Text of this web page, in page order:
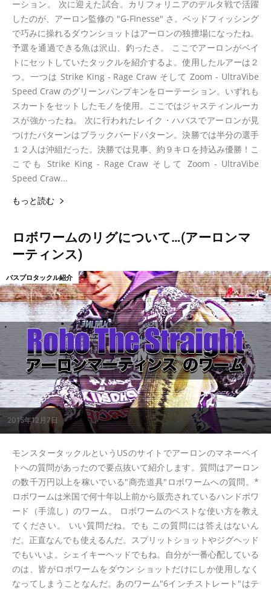
ーション。 次に迎えた試合。カリフォリニアのデルタ戦で活躍
したのが、アーロン監修の "G-FInesse" さ。ベッドフィッシング
で巧みに操れるダウンショットはアーロンの独擅場になったね。
予選を通過できる魚は沢山、釣ったさ。 ここでアーロンがベイ
トにセットしていたタックルを紹介するよ。使用したルアーは２
つ。一つは Strike King - Rage Craw そして Zoom - UltraVibe
Speed Craw のグリーンパンプキンをローテーション。いずれも
スカートをセットしたモノを使用。ここではジャスティンルーカ
スが強かったね。 次に行われたレイク・ハバスでアーロンが見
つけたパターンはブラックバードパターン。決勝では半分の選手
１２人は沖組だった。決勝では見事、約９キロを持込み優勝！こ
こでも Strike King - Rage Craw そして Zoom - UltraVibe
Speed Craw...
もっと読む
ロボワームのリグについて…(アーロンマ
ーティンス)
2015年12月7日
バスプロタックル紹介
モンスタータックルというUSのサイトでアーロンのマネーベイ
トへの質問があったので要点抜いて紹介します。質問はアーロン
の数千万円以上を稼いでいる"商売道具"ロボワームへの質問。*
ロボワームは米国で何十年以上前から販売されているハンドポワ
ード（手流し）のワーム。 ロボワームのベストな使い方を教え
てください。 いい質問だね。でも この質問には答えはないん
だ。正直なんでも使えるんだ。スプリットショットやジグヘッド
でもいいよ。シェイキーヘッドでもね。自分が一番心配している
のは、皆がロボワームをダウン ショットだけにしか使用しなく
なってしまうことなんだ。あのワーム"6インチストレート"はテ